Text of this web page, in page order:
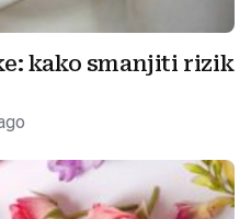
kako smanjiti rizik